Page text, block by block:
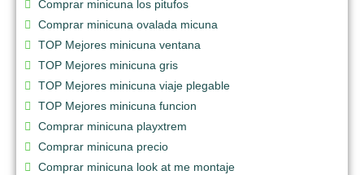
Comprar minicuna los pitufos
Comprar minicuna ovalada micuna
TOP Mejores minicuna ventana
TOP Mejores minicuna gris
TOP Mejores minicuna viaje plegable
TOP Mejores minicuna funcion
Comprar minicuna playxtrem
Comprar minicuna precio
Comprar minicuna look at me montaje